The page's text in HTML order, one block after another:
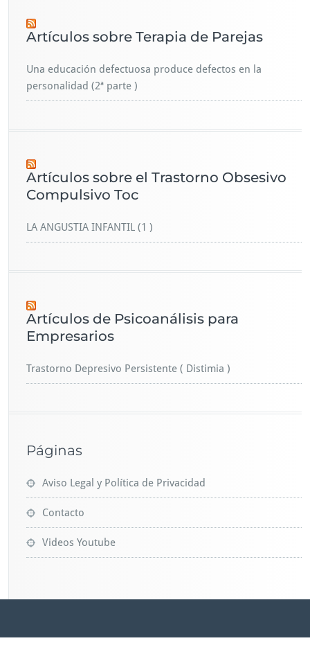
Artículos sobre Terapia de Parejas
Una educación defectuosa produce defectos en la
personalidad (2ª parte )
Artículos sobre el Trastorno Obsesivo
Compulsivo Toc
LA ANGUSTIA INFANTIL (1 )
Artículos de Psicoanálisis para
Empresarios
Trastorno Depresivo Persistente ( Distimia )
Páginas
Aviso Legal y Política de Privacidad
Contacto
Videos Youtube